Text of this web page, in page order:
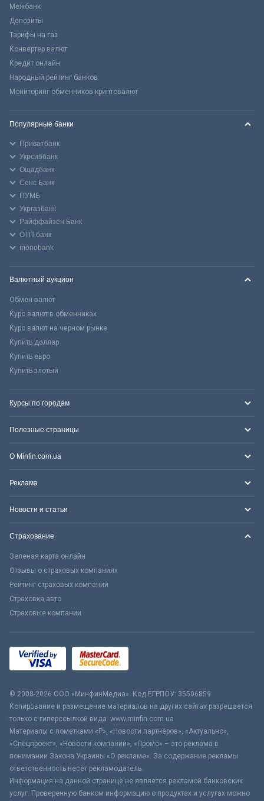
Межбанк
Депозиты
Тарифы на газ
Конвертер валют
Кредит онлайн
Народный рейтинг банков
Мониторинг обменников криптовалют
Популярные банки
Приватбанк
Укрсиббанк
Ощадбанк
Сенс Банк
ПУМБ
Укргазбанк
Райффайзен Банк
ОТП банк
monobank
Валютный аукцион
Обмен валют
Курс валют в обменниках
Курс валют на черном рынке
Купить доллар
Купить евро
Купить злотый
Курсы по городам
Полезные страницы
О Minfin.com.ua
Реклама
Новости и статьи
Страхование
Зеленая карта онлайн
Отзывы о страховых компаниях
Рейтинг страховых компаний
Страховка авто
Страховые компании
© 2008-2026 ООО «МинфинМедиа». Код ЕГРПОУ: 35506859
Копирование и размещение материалов на других сайтах разрешается
только с гиперссылкой вида: www.minfin.com.ua
Материалы с пометками «Р», «Новости партнёров», «Актуально»,
«Спецпроект», «Новости компаний», «Промо» – это реклама в
понимании Закона Украины «О рекламе». За содержание рекламы
ответственность несёт рекламодатель.
Информация на данной странице не является рекламой банковских
услуг. Проверенную банком информацию о продуктах и услугах можно